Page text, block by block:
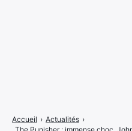
Accueil › Actualités ›